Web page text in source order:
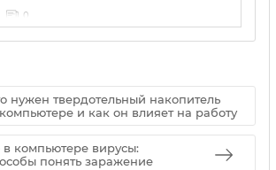
0
нужен твердотельный накопитель
компьютере и как он влияет на работу
в компьютере вирусы:
понять заражение